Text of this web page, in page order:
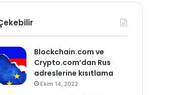
Blockchain.com ve
Crypto.com’dan Rus
adreslerine kısıtlama
Ekim 14, 2022